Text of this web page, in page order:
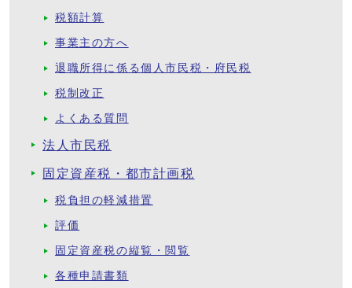
税額計算
事業主の方へ
退職所得に係る個人市民税・府民税
税制改正
よくある質問
法人市民税
固定資産税・都市計画税
税負担の軽減措置
評価
固定資産税の縦覧・閲覧
各種申請書類